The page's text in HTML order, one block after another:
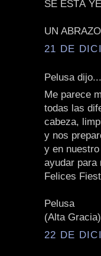
SE ESTÁ
UN
21 DE
Pelusa dijo...
Me parece
todas las
cabeza,
y nos
y en
ayudar para
Felices
Pelusa
(Alta Gracia)
22 DE